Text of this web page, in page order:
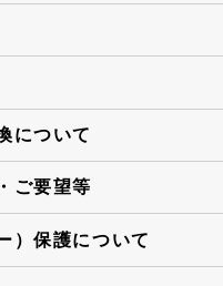
について
ご要望等
）保護について